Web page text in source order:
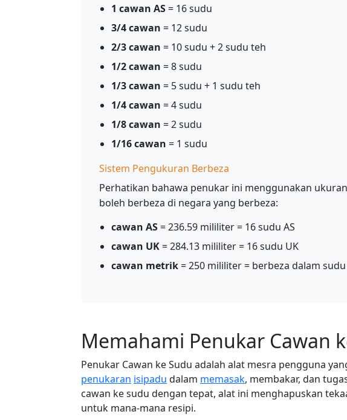
1 cawan AS= 16 sudu
3/4 cawan = 12 sudu
2/3 cawan = 10 sudu + 2 sudu teh
1/2 cawan = 8 sudu
1/3 cawan = 5 sudu + 1 sudu teh
1/4 cawan = 4 sudu
1/8 cawan = 2 sudu
1/16 cawan = 1 sudu
Sistem Pengukuran Berbeza
Perhatikan bahawa penukar ini menggunakan
boleh berbeza di negara yang berbeza:
cawan AS= 236.59 mililiter = 16 sudu AS
cawan UK= 284.13 mililiter = 16 sudu UK
cawan metrik= 250 mililiter = berbeza dalam sudu
Memahami Penukar Cawan
Penukar Cawan ke Sudu adalah alat mesra pengguna
penukaran isipadu dalam memasak, membakar, dan
cawan ke sudu dengan tepat, alat ini menghapuskan
untuk mana-mana resipi.